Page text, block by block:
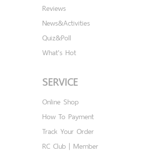
Reviews
News&Activities
Quiz&Poll
What's Hot
SERVICE
Online Shop
How To Payment
Track Your Order
RC Club | Member